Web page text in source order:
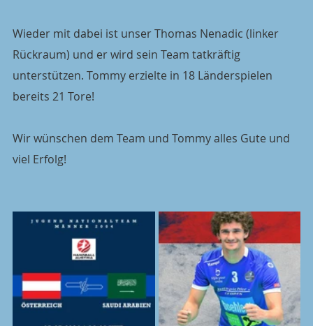
Wieder mit dabei ist unser Thomas Nenadic (linker
Rückraum) und er wird sein Team tatkräftig
unterstützen. Tommy erzielte in 18 Länderspielen
bereits 21 Tore!
Wir wünschen dem Team und Tommy alles Gute und
viel Erfolg!